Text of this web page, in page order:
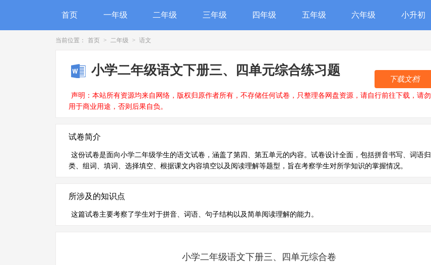
首页 一年级 二年级 三年级 四年级 五年级 六年级 小升初
当前位置： 首页 > 二年级 > 语文
小学二年级语文下册三、四单元综合练习题
声明：本站所有资源均来自网络，版权归原作者所有，不存储任何试卷，只整理各网盘资源，请自行前往下载，请勿
用于商业用途，否则后果自负。
下载文档
试卷简介
这份试卷是面向小学二年级学生的语文试卷，涵盖了第四、第五单元的内容。试卷设计全面，包括拼音书写、词语归
类、组词、填词、选择填空、根据课文内容填空以及阅读理解等题型，旨在考察学生对所学知识的掌握情况。
所涉及的知识点
这篇试卷主要考察了学生对于拼音、词语、句子结构以及简单阅读理解的能力。
小学二年级语文下册三、四单元综合卷